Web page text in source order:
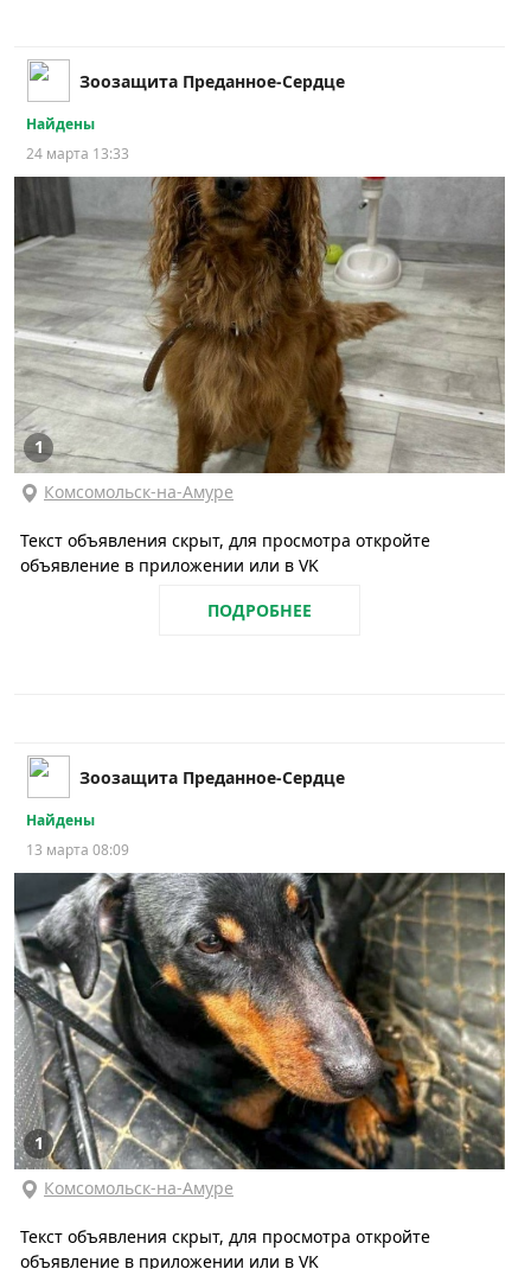
Зоозащита Преданное-Сердце
Найдены
24 марта 13:33
1
Комсомольск-на-Амуре
Текст объявления скрыт, для просмотра откройте
объявление в приложении или в VK
ПОДРОБНЕЕ
Зоозащита Преданное-Сердце
Найдены
13 марта 08:09
1
Комсомольск-на-Амуре
Текст объявления скрыт, для просмотра откройте
объявление в приложении или в VK